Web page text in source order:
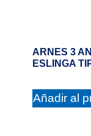
ARNES 3
ESLINGA
Añadir al